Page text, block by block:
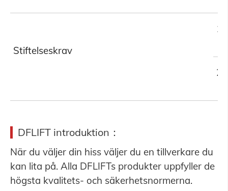
Stiftelseskrav
1.
2.
DFLIFT introduktion ：
När du väljer din hiss väljer du en tillverkare du
kan lita på. Alla DFLIFTs produkter uppfyller de
högsta kvalitets- och säkerhetsnormerna.